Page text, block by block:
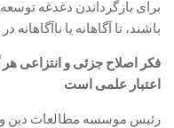
برای بازگرداندن دغدغه
باشند، تا آگاهانه یا
فکر اصلاح جزئی و انتزاعی
اعتبار علمی است
رئیس موسسه مطالعات دین و